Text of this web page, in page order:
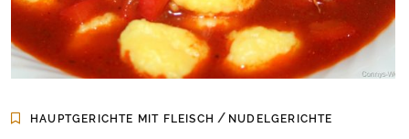
HAUPTGERICHTE MIT FLEISCH / NUDELGERICHTE